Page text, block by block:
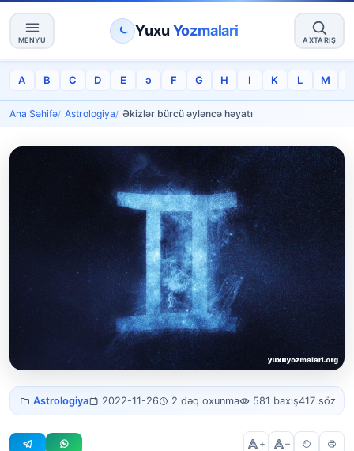
MENYU
Yuxu Yozmalari
AXTARIŞ
A B C D E ə F G H I K L M
Ana Səhifə Astrologiya Əkizlər bürcü əyləncə həyatı
Əkizlər bürcü əyləncə
həyatı
Astrologiya 2022-11-26 2 dəq oxunma 581 baxış417 söz
+ –